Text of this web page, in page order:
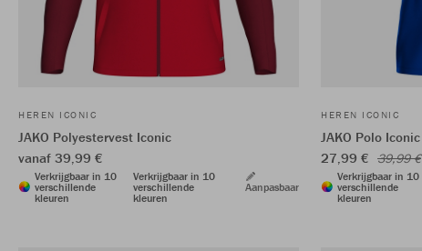
HEREN ICONIC
JAKO Polyestervest Iconic
vanaf 39,99 €
Verkrijgbaar in 10
verschillende
kleuren
Verkrijgbaar in 10
verschillende
kleuren
Aanpasbaar
HEREN ICONIC
JAKO Polo Iconic
27,99 € 39,99 €
Verkrijgbaar in 10
verschillende
kleuren